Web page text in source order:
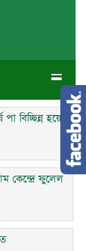
বিচ্ছিন্ন হয়ে
কেন্দ্রে ফুলেল